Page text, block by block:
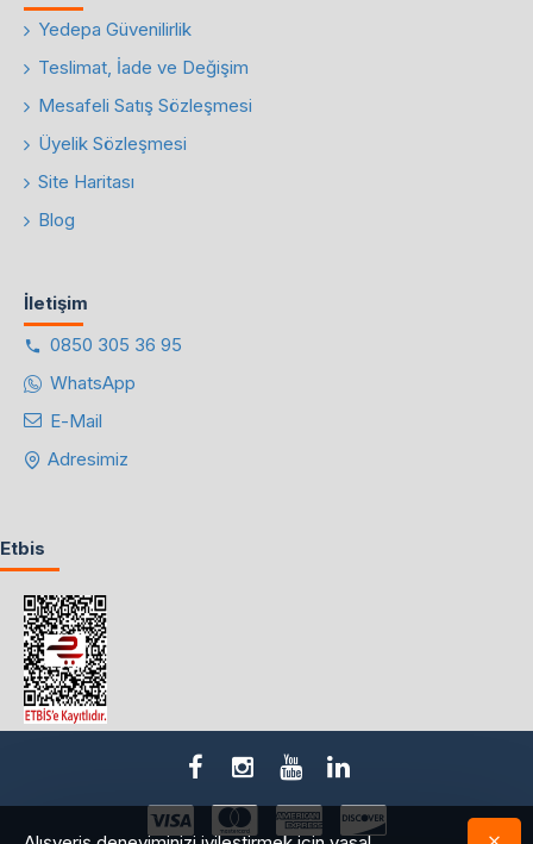
Yedepa Güvenilirlik
Teslimat, İade ve Değişim
Mesafeli Satış Sözleşmesi
Üyelik Sözleşmesi
Site Haritası
Blog
İletişim
0850 305 36 95
WhatsApp
E-Mail
Adresimiz
Etbis